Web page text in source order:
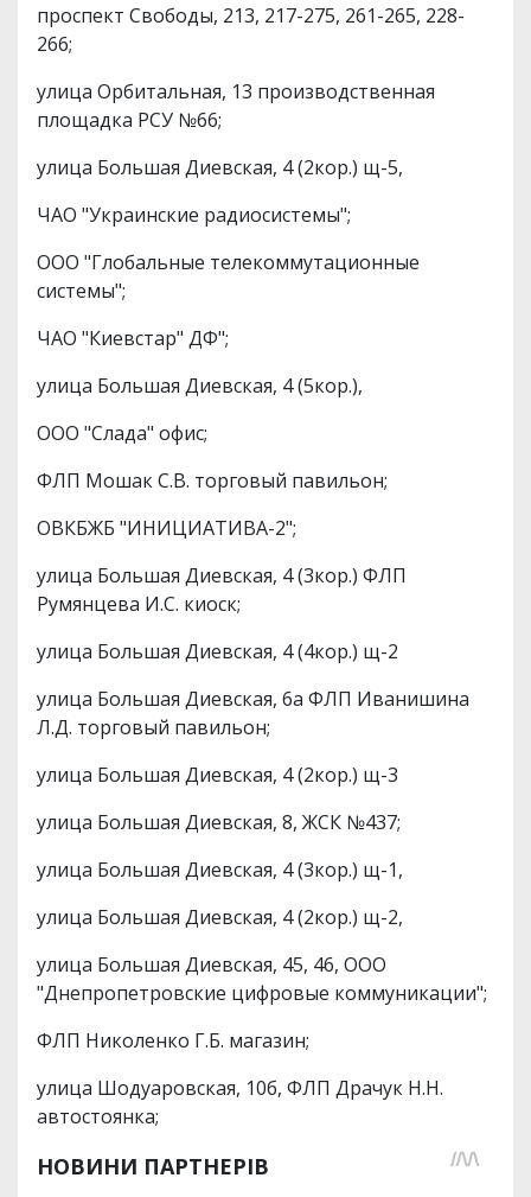
проспект Свободы, 213, 217-275, 261-265, 228-
266;
улица Орбитальная, 13 производственная
площадка РСУ №66;
улица Большая Диевская, 4 (2кор.) щ-5,
ЧАО "Украинские радиосистемы";
ООО "Глобальные телекоммутационные
системы";
ЧАО "Киевстар" ДФ";
улица Большая Диевская, 4 (5кор.),
ООО "Слада" офис;
ФЛП Мошак С.В. торговый павильон;
ОВКБЖБ "ИНИЦИАТИВА-2";
улица Большая Диевская, 4 (3кор.) ФЛП
Румянцева И.С. киоск;
улица Большая Диевская, 4 (4кор.) щ-2
улица Большая Диевская, 6а ФЛП Иванишина
Л.Д. торговый павильон;
улица Большая Диевская, 4 (2кор.) щ-3
улица Большая Диевская, 8, ЖСК №437;
улица Большая Диевская, 4 (3кор.) щ-1,
улица Большая Диевская, 4 (2кор.) щ-2,
улица Большая Диевская, 45, 46, ООО
"Днепропетровские цифровые коммуникации";
ФЛП Николенко Г.Б. магазин;
улица Шодуаровская, 10б, ФЛП Драчук Н.Н.
автостоянка;